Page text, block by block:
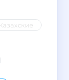
Казахские